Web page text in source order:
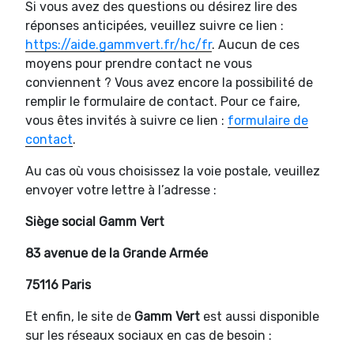
Si vous avez des questions ou désirez lire des
réponses anticipées, veuillez suivre ce lien :
https://aide.gammvert.fr/hc/fr. Aucun de ces
moyens pour prendre contact ne vous
conviennent ? Vous avez encore la possibilité de
remplir le formulaire de contact. Pour ce faire,
vous êtes invités à suivre ce lien : formulaire de
contact.
Au cas où vous choisissez la voie postale, veuillez
envoyer votre lettre à l’adresse :
Siège social Gamm Vert
83 avenue de la Grande Armée
75116 Paris
Et enfin, le site de Gamm Vert est aussi disponible
sur les réseaux sociaux en cas de besoin :